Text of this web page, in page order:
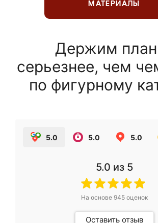
МАТЕРИАЛЫ
Держим
серьезнее, чем
по фигурному
5.0 5.0 5.0
5.0 из 5
На основе 945оценок
Оставить отзыв